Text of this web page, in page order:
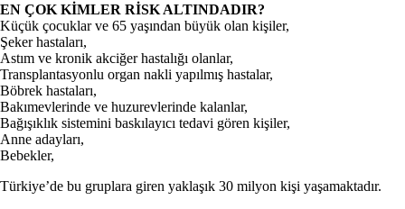
EN ÇOK KİMLER RİSK ALTINDADIR?
Küçük çocuklar ve 65 yaşından büyük olan kişiler,
Şeker hastaları,
Astım ve kronik akciğer hastalığı olanlar,
Transplantasyonlu organ nakli yapılmış hastalar,
Böbrek hastaları,
Bakımevlerinde ve huzurevlerinde kalanlar,
Bağışıklık sistemini baskılayıcı tedavi gören kişiler,
Anne adayları,
Bebekler,
Türkiye’de bu gruplara giren yaklaşık 30 milyon kişi yaşamaktadır.